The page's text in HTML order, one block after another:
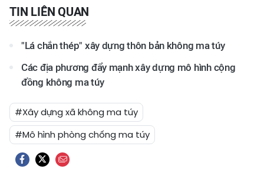
TIN LIÊN QUAN
"Lá chắn thép" xây dựng thôn bản không ma túy
Các địa phương đẩy mạnh xây dựng mô hình cộng
đồng không ma túy
#Xây dựng xã không ma túy
#Mô hình phòng chống ma túy